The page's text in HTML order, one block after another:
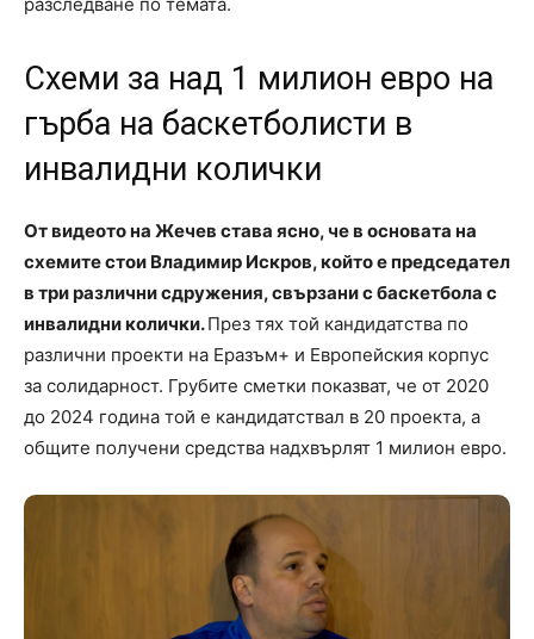
Схеми за над 1 милион евро на
гърба на баскетболисти в
инвалидни колички
От видеото на Жечев става ясно, че в основата на
схемите стои Владимир Искров, който е председател
в три различни сдружения, свързани с баскетбола с
инвалидни колички.През тях той кандидатства по
различни проекти на Еразъм+ и Европейския корпус
за солидарност. Грубите сметки показват, че от 2020
до 2024 година той е кандидатствал в 20 проекта, а
общите получени средства надхвърлят 1 милион евро.